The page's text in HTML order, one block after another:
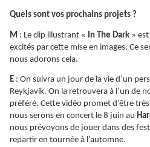
Quels sont vos prochains projets ?
M : Le clip illustrant « In The Dark »
excités par cette mise en images. Ce
nous adorons cela.
E : On suivra un jour de la vie d’un
Reykjavík. On la retrouvera à l’un de
préféré. Cette vidéo promet d’être
nous serons en concert le 8 juin au
nous prévoyons de jouer dans des
repartir en tournée à l’automne.